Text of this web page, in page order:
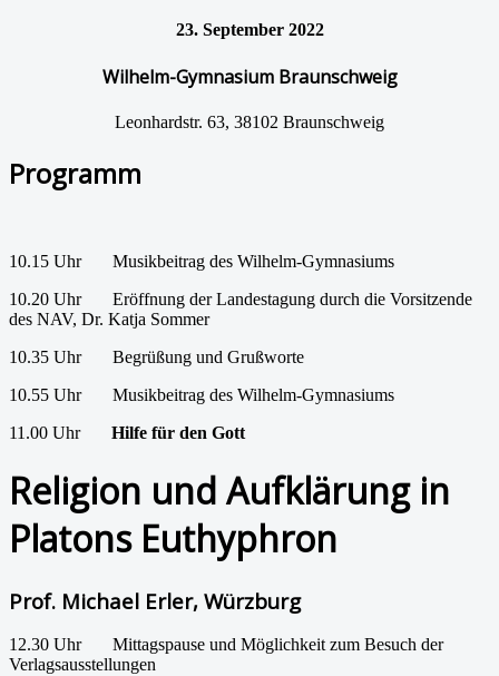
23. September 2022
Wilhelm-Gymnasium Braunschweig
Leonhardstr. 63, 38102 Braunschweig
Programm
10.15 Uhr Musikbeitrag des Wilhelm-Gymnasiums
10.20 Uhr Eröffnung der Landestagung durch die Vorsitzende
des NAV, Dr. Katja Sommer
10.35 Uhr Begrüßung und Grußworte
10.55 Uhr Musikbeitrag des Wilhelm-Gymnasiums
11.00 Uhr Hilfe für den Gott
Religion und Aufklärung in
Platons Euthyphron
Prof. Michael Erler, Würzburg
12.30 Uhr Mittagspause und Möglichkeit zum Besuch der
Verlagsausstellungen